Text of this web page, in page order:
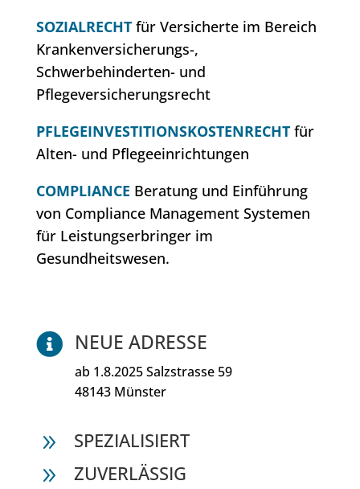
SOZIALRECHTfür Versicherte im Bereich
Krankenversicherungs-,
Schwerbehinderten- und
Pflegeversicherungsrecht
PFLEGEINVESTITIONSKOSTENRECHTfür
Alten- und Pflegeeinrichtungen
COMPLIANCE Beratung und Einführung
von Compliance Management Systemen
für Leistungserbringer im
Gesundheitswesen.
 NEUE ADRESSE
ab 1.8.2025 Salzstrasse 59
48143 Münster
9 SPEZIALISIERT
9 ZUVERLÄSSIG